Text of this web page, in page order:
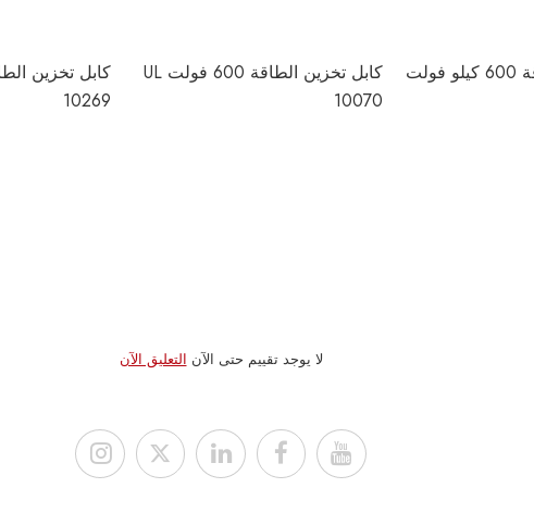
كابل تخزين الطاقة 600 كيلو فولت
كابل تخزين الطاقة 600 فولت UL
10070
10269
لا يوجد تقييم حتى الآن التعليق الآن